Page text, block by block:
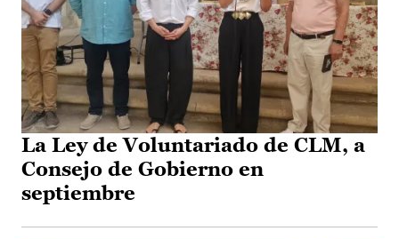
La Ley de Voluntariado de CLM, a
Consejo de Gobierno en
septiembre